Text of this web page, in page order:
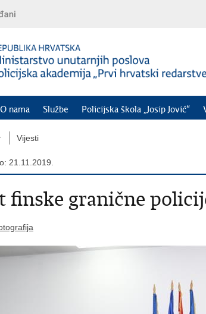
O nama Službe Policijska škola „Josip Jović“
Vijesti
21.11.2019.
finske granične